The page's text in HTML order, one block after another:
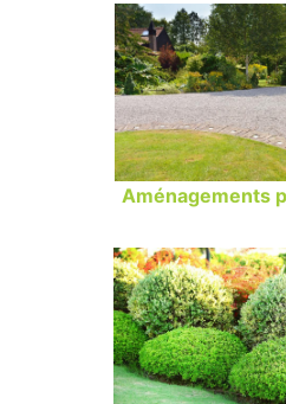
Aménagements